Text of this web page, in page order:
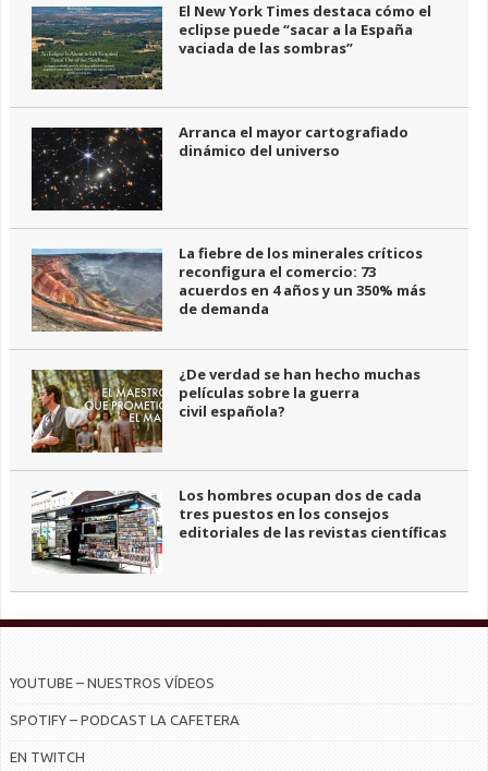
El New York Times destaca cómo el
eclipse puede “sacar a la España
vaciada de las sombras”
Arranca el mayor cartografiado
dinámico del universo
La fiebre de los minerales críticos
reconfigura el comercio: 73
acuerdos en 4 años y un 350% más
de demanda
¿De verdad se han hecho muchas
películas sobre la guerra
civil española?
Los hombres ocupan dos de cada
tres puestos en los consejos
editoriales de las revistas científicas
YOUTUBE – NUESTROS VÍDEOS
SPOTIFY – PODCAST LA CAFETERA
EN TWITCH